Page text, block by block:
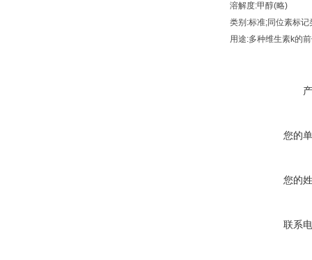
溶解度:甲醇(略)
类别:标准;同位素标
用途:多种维生素k的
您的
您的
联系